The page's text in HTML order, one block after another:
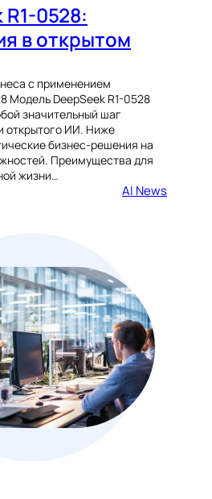
0528:
в открытом
с применением
Модель DeepSeek R1-0528
значительный шаг
открытого ИИ. Ниже
бизнес-решения на
Преимущества для
жизни…
AI News